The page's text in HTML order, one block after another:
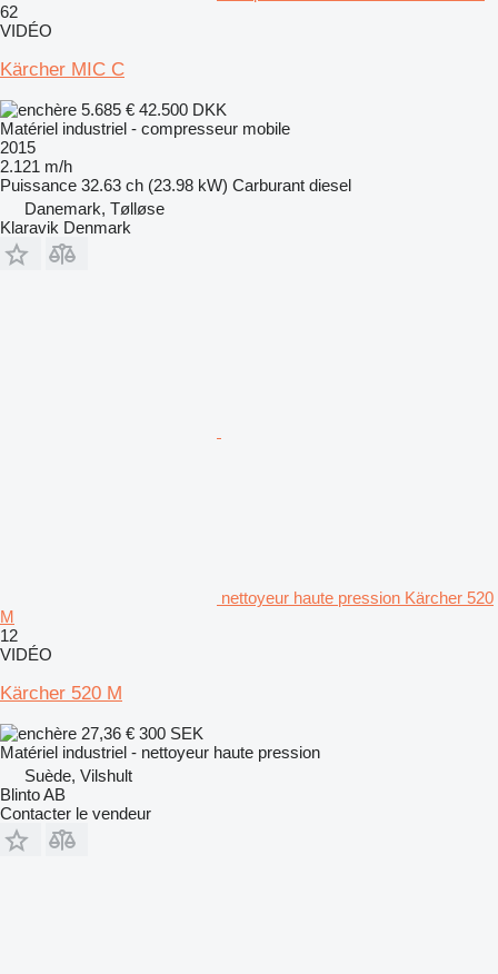
62
VIDÉO
Kärcher MIC C
5.685 € 42.500 DKK
Matériel industriel - compresseur mobile
2015
2.121 m/h
Puissance 32.63 ch (23.98 kW) Carburant diesel
Danemark, Tølløse
Klaravik Denmark
nettoyeur haute pression Kärcher 520
M
12
VIDÉO
Kärcher 520 M
27,36 € 300 SEK
Matériel industriel - nettoyeur haute pression
Suède, Vilshult
Blinto AB
Contacter le vendeur